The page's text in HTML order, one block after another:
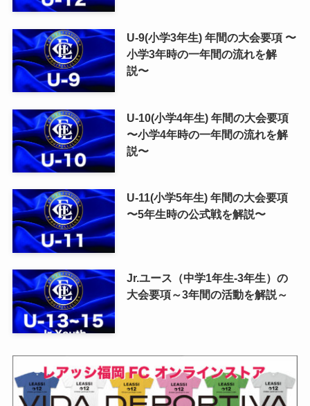
U-9(小学3年生) 年間の大会要項 〜
小学3年時の一年間の流れを解
説〜
U-10(小学4年生) 年間の大会要項
〜小学4年時の一年間の流れを解
説〜
U-11(小学5年生) 年間の大会要項
〜5年生時の公式戦を解説〜
Jr.ユース（中学1年生-3年生）の
大会要項～3年間の活動を解説～